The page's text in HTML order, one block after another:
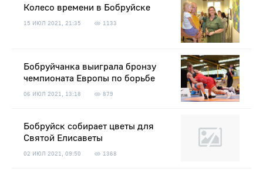
Колесо времени в Бобруйске
15 ИЮЛ 2021, 21:35 1133
Бобруйчанка выиграла бронзу
чемпионата Европы по борьбе
06 ИЮЛ 2021, 13:18 879
Бобруйск собирает цветы для
Святой Елисаветы
02 ИЮЛ 2021, 09:50 1368